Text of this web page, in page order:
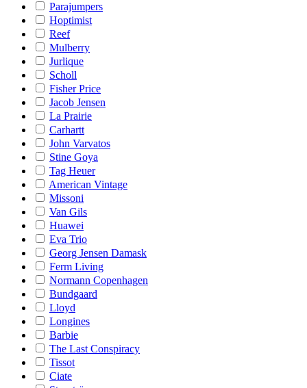
Parajumpers
Hoptimist
Reef
Mulberry
Jurlique
Scholl
Fisher Price
Jacob Jensen
La Prairie
Carhartt
John Varvatos
Stine Goya
Tag Heuer
American Vintage
Missoni
Van Gils
Huawei
Eva Trio
Georg Jensen Damask
Ferm Living
Normann Copenhagen
Bundgaard
Lloyd
Longines
Barbie
The Last Conspiracy
Tissot
Ciate